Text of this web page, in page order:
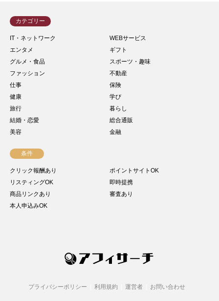
カテゴリー
IT・ネットワーク
WEBサービス
エンタメ
ギフト
グルメ・食品
スポーツ・趣味
ファッション
不動産
仕事
保険
健康
学び
旅行
暮らし
結婚・恋愛
総合通販
美容
金融
条件
クリック報酬あり
ポイントサイトOK
リスティングOK
即時提携
商品リンクあり
審査あり
本人申込みOK
プライバシーポリシー 利用規約 運営者 お問い合わせ